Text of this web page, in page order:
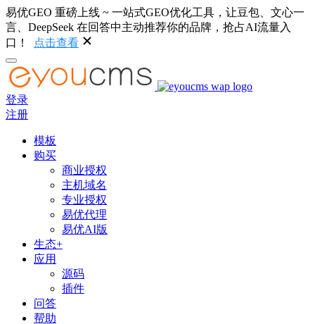
易优GEO 重磅上线 ~ 一站式GEO优化工具，让豆包、文心一
言、DeepSeek 在回答中主动推荐你的品牌，抢占AI流量入
口！
点击查看
登录
注册
模板
购买
商业授权
主机域名
专业授权
易优代理
易优AI版
生态+
应用
源码
插件
问答
帮助